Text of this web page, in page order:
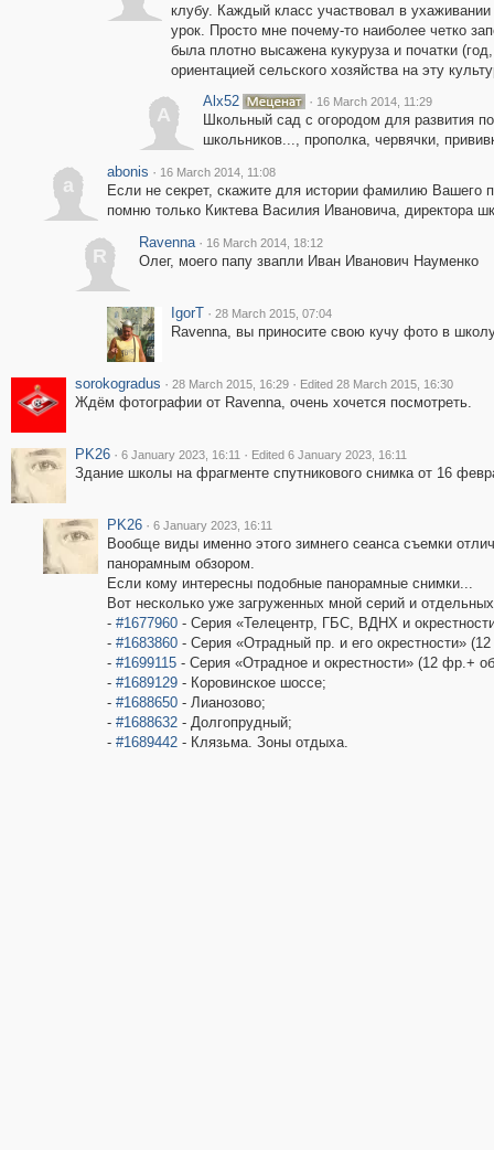
клубу. Каждый класс участвовал в
урок. Просто мне почему-то наиболее четко
была плотно высажена кукуруза и початки
ориентацией сельского хозяйства на эту
A
Alx52 · 16 March 2014, 11:29
Школьный сад с огородом для развития
школьников..., прополка, червячки,
a
abonis · 16 March 2014, 11:08
Если не секрет, скажите для истории фамилию Вашего
помню только Киктева Василия Ивановича, директора
R
Ravenna · 16 March 2014, 18:12
Олег, моего папу звапли Иван Иванович Науменко
IgorT · 28 March 2015, 07:04
Ravenna, вы приносите свою кучу фото в
sorokogradus · 28 March 2015, 16:29 · Edited 28 March 2015, 16:30
Ждём фотографии от Ravenna, очень хочется посмотреть.
PK26 · 6 January 2023, 16:11 · Edited 6 January 2023, 16:11
Здание школы на фрагменте спутникового снимка от 16
PK26 · 6 January 2023, 16:11
Вообще виды именно этого зимнего сеанса съемки
панорамным обзором.
Если кому интересны подобные панорамные снимки...
Вот несколько уже загруженных мной серий и
- #1677960- Серия «Телецентр, ГБС, ВДНХ и
- #1683860- Серия «Отрадный пр. и его окрестности»
- #1699115- Серия «Отрадное и окрестности» (12 фр.+
- #1689129- Коровинское шоссе;
- #1688650- Лианозово;
- #1688632- Долгопрудный;
- #1689442- Клязьма. Зоны отдыха.